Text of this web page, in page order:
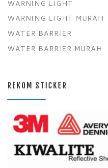
WARNING LIGHT
WARNING LIGHT MURAH
WATER BARRIER
WATER BARRIER MURAH
REKOM STICKER